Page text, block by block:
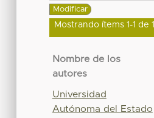
Mostrando ítems 1-1 de 1
Nombre de los
autores
Universidad
Autónoma del Estado